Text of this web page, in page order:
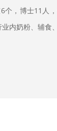
个，博士11人
内奶粉、辅